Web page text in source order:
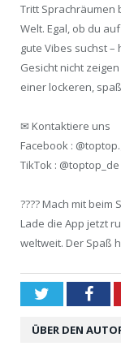
Tritt Sprachräumen
Welt. Egal, ob du
gute Vibes suchst
Gesicht nicht
einer lockeren,
✉ Kontaktiere uns
Facebook :
TikTok : @toptop_de
???? Mach mit beim
Lade die App jetzt
weltweit. Der Spaß
Twitter
ÜBER DEN